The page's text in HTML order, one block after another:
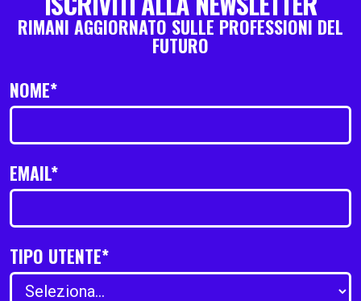
RIMANI AGGIORNATO SULLE PROFESSIONI DEL
FUTURO
NOME*
EMAIL*
TIPO UTENTE*